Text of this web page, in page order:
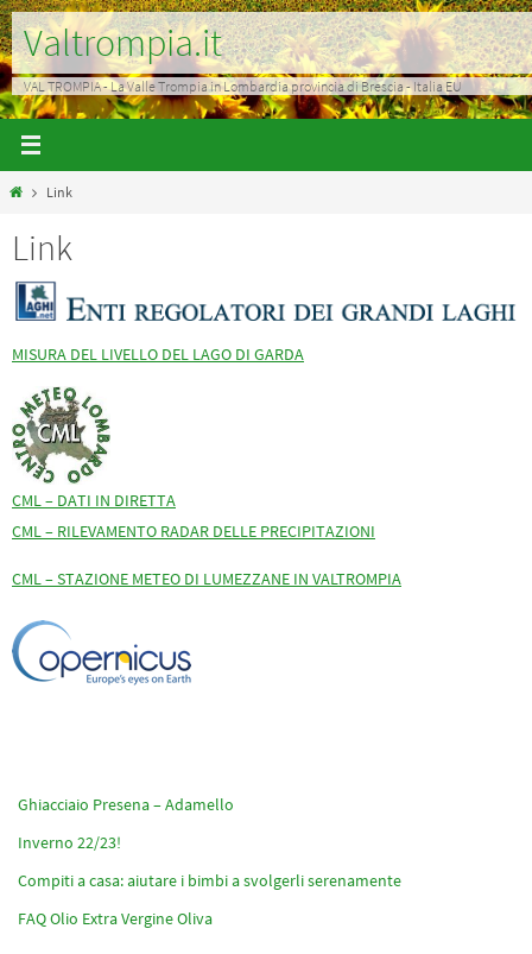
Salta
al
contenuto
Valtrompia.it
VAL TROMPIA - La Valle Trompia in Lombardia provincia di Brescia - Italia EU
HomeLink
Link
MISURA DEL LIVELLO DEL LAGO DI GARDA
CML – DATI IN DIRETTA
CML – RILEVAMENTO RADAR DELLE PRECIPITAZIONI
CML – STAZIONE METEO DI LUMEZZANE IN VALTROMPIA
Ghiacciaio Presena – Adamello
Inverno 22/23!
Compiti a casa: aiutare i bimbi a svolgerli serenamente
FAQ Olio Extra Vergine Oliva